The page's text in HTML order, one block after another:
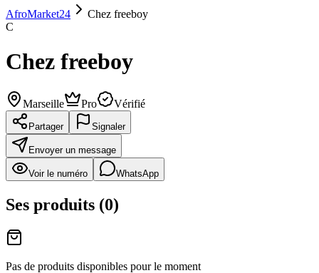
AfroMarket24
Chez freeboy
C
Chez freeboy
Marseille Pro Vérifié
Partager Signaler
Envoyer un message
Voir le numéro WhatsApp
Ses produits (0)
Pas de produits disponibles pour le moment